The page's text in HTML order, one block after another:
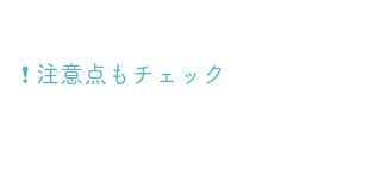
❗ 注意点もチェック